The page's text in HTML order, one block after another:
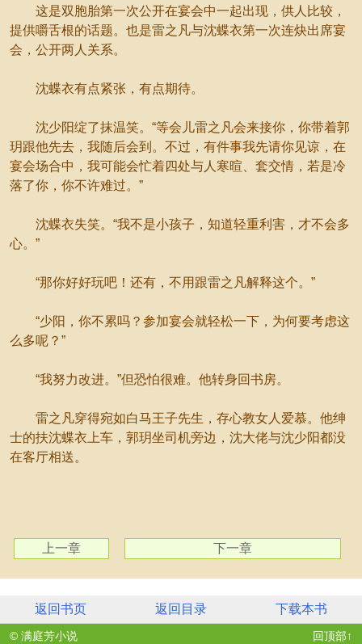
这是双胞胎第一次公开在宴会中一起出现，供人比较，
提供嚼舌根的话题。也是雷之凡与沈蝶衣第一次连炔出席宴
会，公开两人关系。
沈蝶衣有点紧张，有点期待。
沈少阳绽了抹温笑。“等会儿雷之凡会来接你，你带着郭
玥跟他先去，我随后会到。不过，有件事我先请你见谅，在
宴会场合中，我可能会忙着四处与人寒暄、套交情，若是冷
落了你，你不许难过。”
沈蝶衣失笑。“我不是小孩子，知道轻重利害，才不会多
心。”
“那你好好玩吧！还有，不用跟雷之凡解释这个。”
“少阳，你不累吗？参加宴会就轻松一下，为何要考虑这
么多呢？”
“我努力改进。”但恐怕很难。他转身回书房。
雷之凡穿得宛如白马王子先生，存心教女人爱慕。他绅
士的扶沈蝶衣上车，郭玥坐司机旁边，沈大佬与沈少阳都没
在客厅相送。
上一章 下一章
返回书页 返回目录 下载本书
© 满庭芳小说 回顶部↑